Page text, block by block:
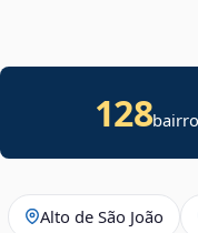
128
Alto de São João